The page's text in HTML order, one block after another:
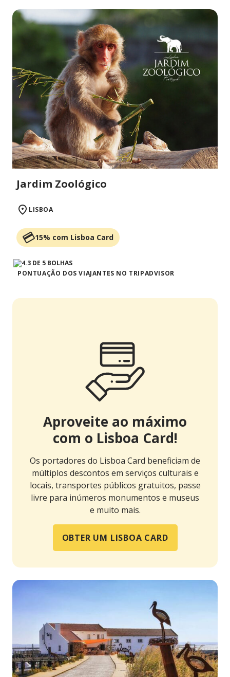
Jardim Zoológico
LISBOA
15% com Lisboa Card
PONTUAÇÃO DOS VIAJANTES NO TRIPADVISOR
Aproveite ao máximo
com o Lisboa Card!
Os portadores do Lisboa Card beneficiam de
múltiplos descontos em serviços culturais e
locais, transportes públicos gratuitos, passe
livre para inúmeros monumentos e museus
e muito mais.
OBTER UM LISBOA CARD